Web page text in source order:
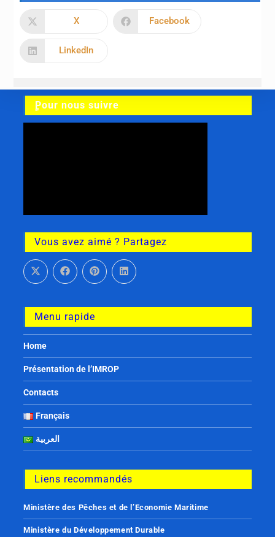
X Facebook
LinkedIn
ٍPour nous suivre
Vous avez aimé ? Partagez
Menu rapide
Home
Présentation de l’IMROP
Contacts
Français
العربية
Liens recommandés
Ministère des Pêches et de l’Economie Maritime
Ministère du Développement Durable